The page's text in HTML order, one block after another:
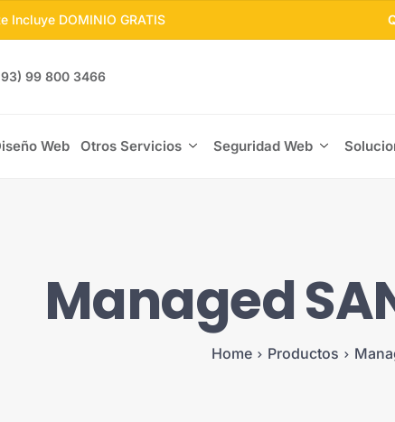
Incluye DOMINIO GRATIS
99 800 3466
Web Otros Servicios Seguridad Web
Managed
Home Productos